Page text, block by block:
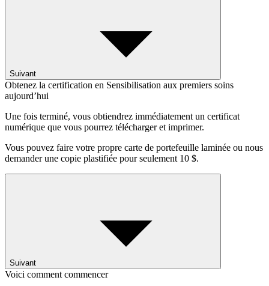
Suivant
Obtenez la certification en Sensibilisation aux premiers soins
aujourd’hui
Une fois terminé, vous obtiendrez immédiatement un certificat
numérique que vous pourrez télécharger et imprimer.
Vous pouvez faire votre propre carte de portefeuille laminée ou nous
demander une copie plastifiée pour seulement 10 $.
Suivant
Voici comment commencer